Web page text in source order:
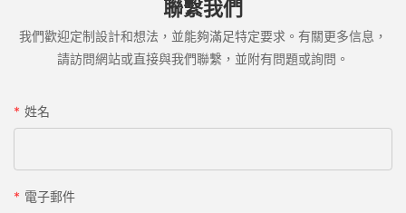
聯繫我們
我們歡迎定制設計和想法，並能夠滿足特定要求。有關更多信息，
請訪問網站或直接與我們聯繫，並附有問題或詢問。
姓名
電子郵件